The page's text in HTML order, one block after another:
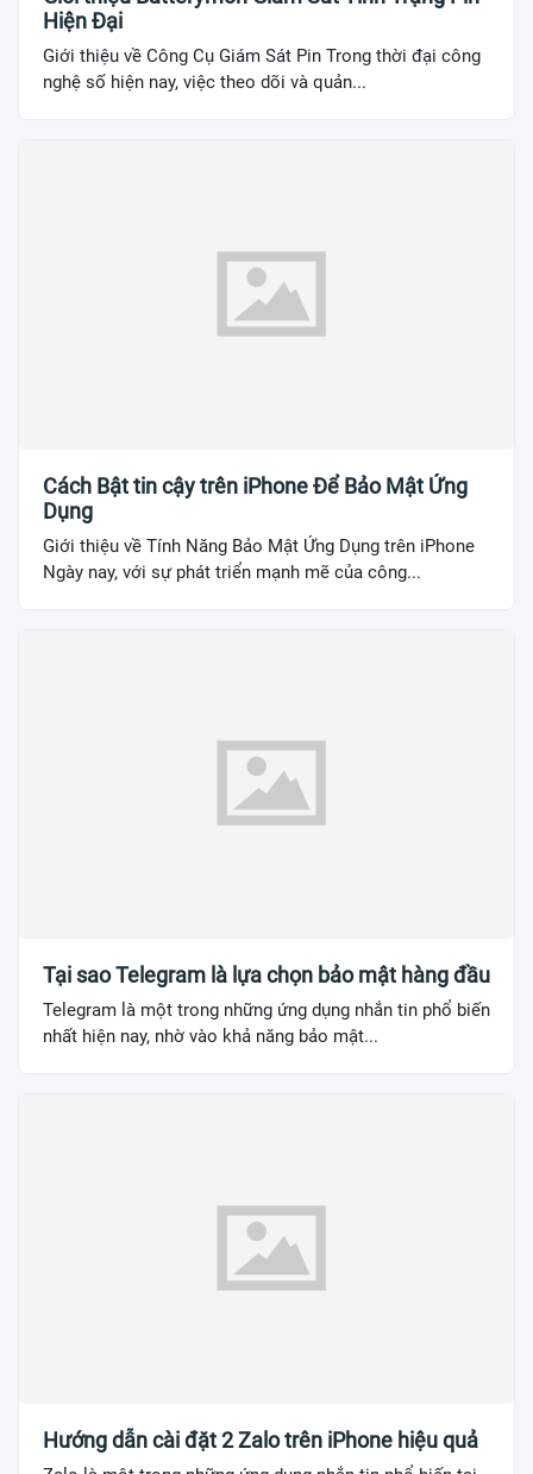
Hiện Đại
Giới thiệu về Công Cụ Giám Sát Pin Trong thời đại công
nghệ số hiện nay, việc theo dõi và quản...
Cách Bật tin cậy trên iPhone Để Bảo Mật Ứng
Dụng
Giới thiệu về Tính Năng Bảo Mật Ứng Dụng trên iPhone
Ngày nay, với sự phát triển mạnh mẽ của công...
Tại sao Telegram là lựa chọn bảo mật hàng đầu
Telegram là một trong những ứng dụng nhắn tin phổ biến
nhất hiện nay, nhờ vào khả năng bảo mật...
Hướng dẫn cài đặt 2 Zalo trên iPhone hiệu quả